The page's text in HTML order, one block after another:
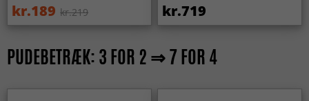
kr.189 kr.219 kr.719
PUDEBETRÆK: 3 FOR 2 ⇒ 7 FOR 4